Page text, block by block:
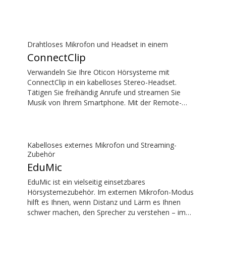
Drahtloses Mikrofon und Headset in einem
ConnectClip
Verwandeln Sie Ihre Oticon Hörsysteme mit
ConnectClip in ein kabelloses Stereo-Headset.
Tätigen Sie freihändig Anrufe und streamen Sie
Musik von Ihrem Smartphone. Mit der Remote-
Kabelloses externes Mikrofon und Streaming-
Zubehör
EduMic
EduMic ist ein vielseitig einsetzbares
Hörsystemezubehör. Im externen Mikrofon-Modus
hilft es Ihnen, wenn Distanz und Lärm es Ihnen
schwer machen, den Sprecher zu verstehen – im